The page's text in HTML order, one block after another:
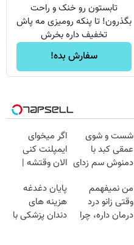
تابستون رو خنک و راحت
بگذرون! تا پنکه رومیزی مه پاش
تخفیف داره بخرش
سفارش بده!
شست و شوی
عمقی کبد با
دمنوش سم زدای
اگر میخوای
ایمپلنت کنی
الان وقتشه |
میلیون تومان!!!
من نمیفهمم
وقتی زانو درد
درمان داره، چرا
پایان دغدغه
هزینه های
دندان پزشکی با